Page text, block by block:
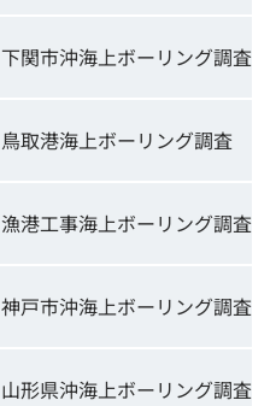
下関市沖海上ボーリング調査
鳥取港海上ボーリング調査
漁港工事海上ボーリング調査
神戸市沖海上ボーリング調査
山形県沖海上ボーリング調査